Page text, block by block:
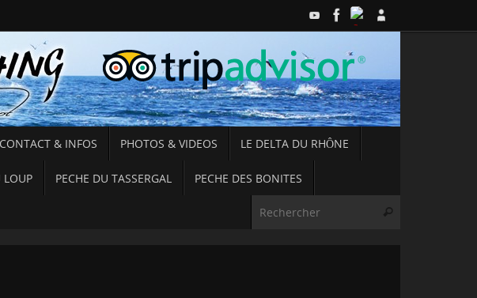
CONTACT & INFOS PHOTOS & VIDEOS LE DELTA DU RHÔNE
LOUP PECHE DU TASSERGAL PECHE DES BONITES
Rechercher